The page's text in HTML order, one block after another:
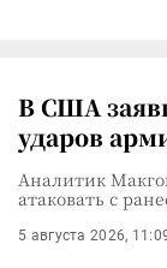
В США
ударов
Аналитик
атаковать с
5 августа 2026,